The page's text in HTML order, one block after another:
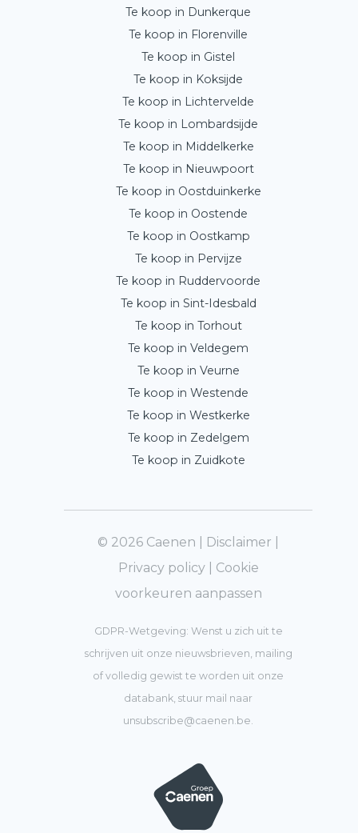
Te koop in Dunkerque
Te koop in Florenville
Te koop in Gistel
Te koop in Koksijde
Te koop in Lichtervelde
Te koop in Lombardsijde
Te koop in Middelkerke
Te koop in Nieuwpoort
Te koop in Oostduinkerke
Te koop in Oostende
Te koop in Oostkamp
Te koop in Pervijze
Te koop in Ruddervoorde
Te koop in Sint-Idesbald
Te koop in Torhout
Te koop in Veldegem
Te koop in Veurne
Te koop in Westende
Te koop in Westkerke
Te koop in Zedelgem
Te koop in Zuidkote
© 2026 Caenen | Disclaimer
Privacy policy| Cookie
voorkeuren aanpassen
GDPR-Wetgeving: Wenst u zich uit te
schrijven uit onze nieuwsbrieven, mailing
of volledig gewist te worden uit onze
databank, stuur mail naar
unsubscribe@caenen.be